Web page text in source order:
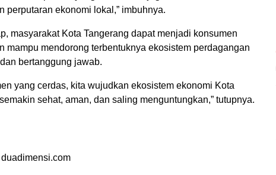
perputaran ekonomi lokal,” imbuhnya.
masyarakat Kota Tangerang dapat menjadi konsumen
mampu mendorong terbentuknya ekosistem perdagangan
bertanggung jawab.
yang cerdas, kita wujudkan ekosistem ekonomi Kota
sehat, aman, dan saling menguntungkan,” tutupnya.
duadimensi.com